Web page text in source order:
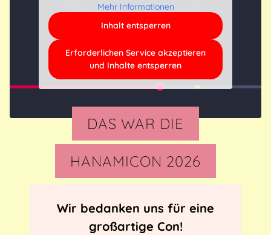
Mehr Informationen
Inhalt entsperren
Erforderlichen Service akzeptieren
und Inhalte entsperren
DAS WAR DIE
HANAMICON 2026
Wir bedanken uns für eine
großartige Con!